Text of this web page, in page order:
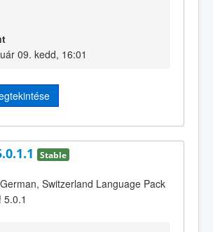
09. kedd, 16:01
Stable
Switzerland Language Pack
5.0.1